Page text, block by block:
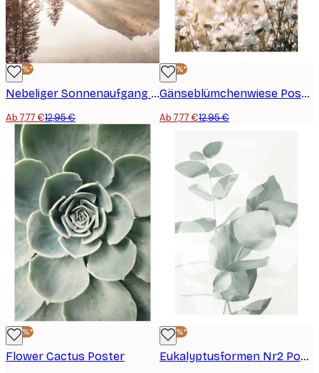
-40%*
Nebeliger Sonnenaufgang Poster
Ab 7,77 €12,95 €
-40%*
Gänseblümchenwiese Poster
Ab 7,77 €12,95 €
-40%*
Flower Cactus Poster
-40%*
Eukalyptusformen Nr2 Poster